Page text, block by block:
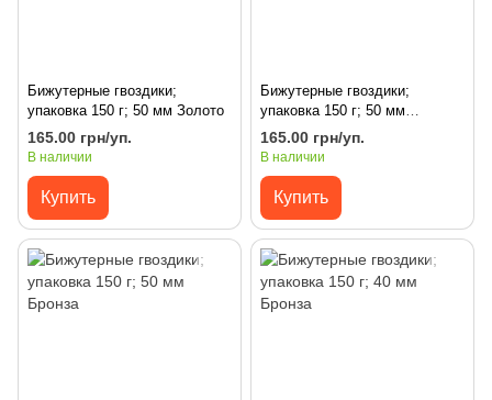
Бижутерные гвоздики;
упаковка 150 г; 50 мм Золото
165.00 грн/уп.
В наличии
Купить
Бижутерные гвоздики;
упаковка 150 г; 50 мм
Серебро
165.00 грн/уп.
В наличии
Купить